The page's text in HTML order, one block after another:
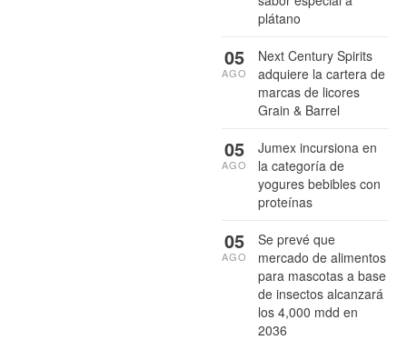
plátano
Next Century Spirits
adquiere la cartera de
marcas de licores
Grain & Barrel
05
AGO
Jumex incursiona en
la categoría de
yogures bebibles con
proteínas
05
AGO
Se prevé que
mercado de alimentos
para mascotas a base
de insectos alcanzará
los 4,000 mdd en
2036
05
AGO